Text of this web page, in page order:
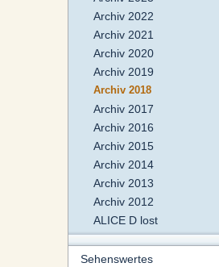
Archiv 2022
Archiv 2021
Archiv 2020
Archiv 2019
Archiv 2018
Archiv 2017
Archiv 2016
Archiv 2015
Archiv 2014
Archiv 2013
Archiv 2012
ALICE D lost
Sehenswertes